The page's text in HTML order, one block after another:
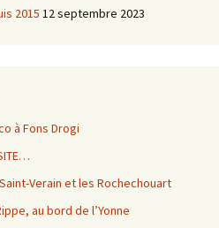
2015 12 septembre 2023
à Fons Drogi
Verain et les Rochechouart
au bord de l’Yonne